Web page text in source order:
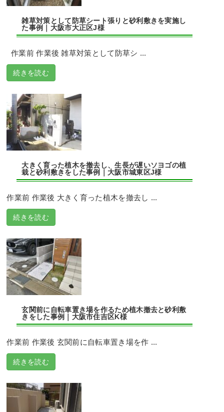
雑草対策として防草シート張りと砂利敷きを実施し
た事例｜大阪市大正区J様
作業前 作業後 雑草対策として防草シ ...
続きを読む
大きく育った植木を撤去し、生長が遅いソヨゴの植
栽と砂利敷きをした事例｜大阪市城東区J様
作業前 作業後 大きく育った植木を撤去し ...
続きを読む
玄関前に自転車置き場を作るため植木撤去と砂利敷
きをした事例｜大阪市住吉区K様
作業前 作業後 玄関前に自転車置き場を作 ...
続きを読む